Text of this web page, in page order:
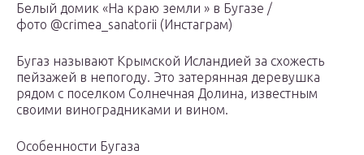
Белый домик «На краю земли » в Бугазе /
фото @crimea_sanatorii (Инстаграм)
Бугаз называют Крымской Исландией за схожесть
пейзажей в непогоду. Это затерянная деревушка
рядом с поселком Солнечная Долина, известным
своими виноградниками и вином.
Особенности Бугаза